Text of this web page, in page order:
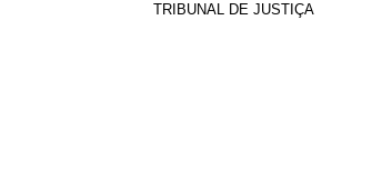
TRIBUNAL DE JUSTIÇA